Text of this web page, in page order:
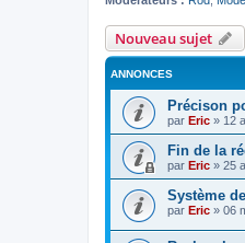
Nouveau sujet
ANNONCES
Précison
par Eric » 12
Fin de la
par Eric » 25
Système
par Eric » 06